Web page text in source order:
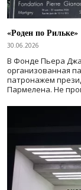
«Роден по Рильке»
30.06.2026
В Фонде Пьера
организованная
патронажем
Пармелена. Не